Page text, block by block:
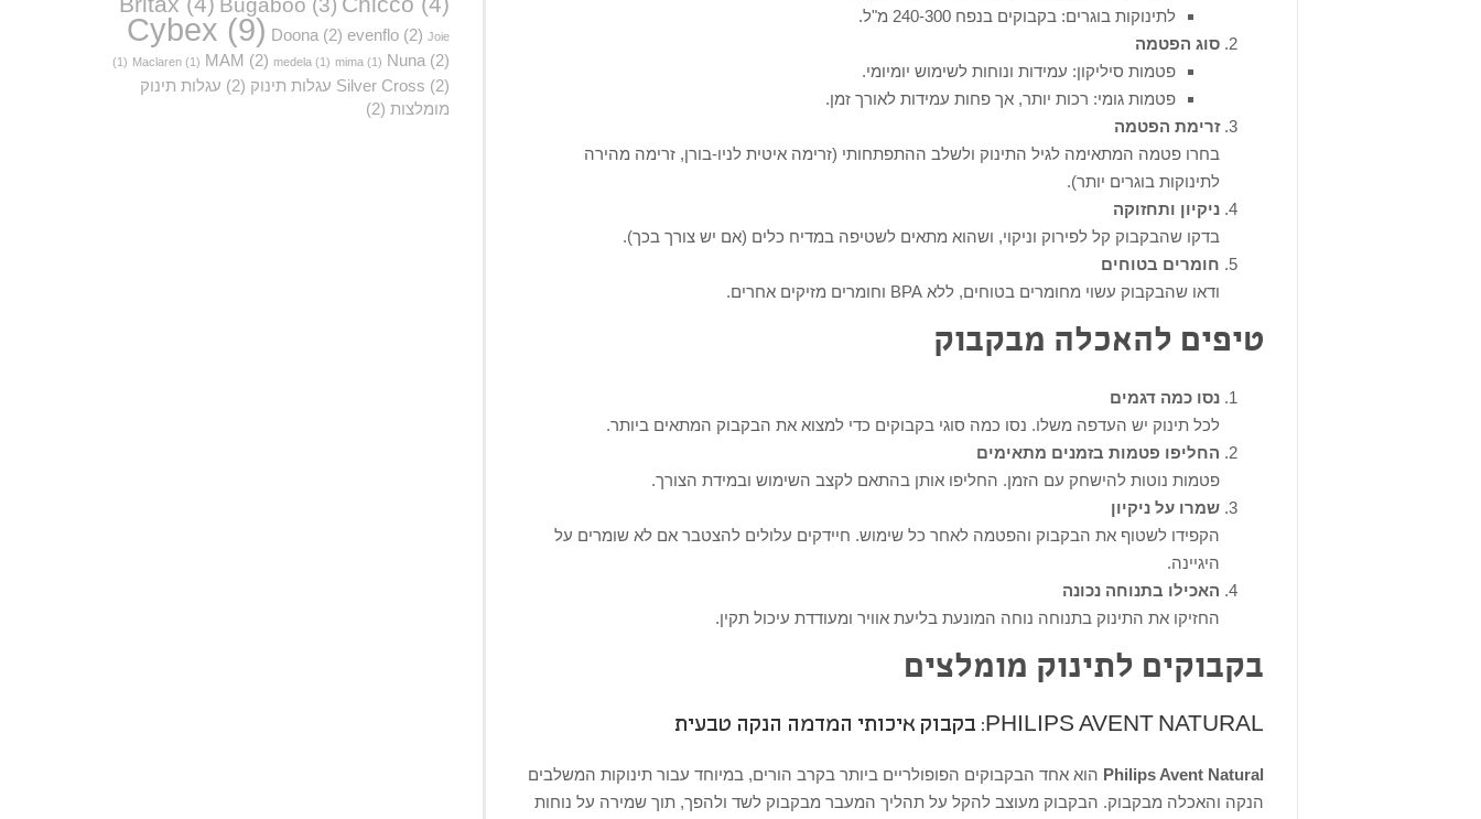
לתינוקות בוגרים: בקבוקים בנפח 240-300 מ"ל.
סוג הפטמה
פטמות סיליקון: עמידות ונוחות לשימוש יומיומי.
פטמות גומי: רכות יותר, אך פחות עמידות לאורך זמן.
זרימת הפטמה
בחרו פטמה המתאימה לגיל התינוק ולשלב ההתפתחותי (זרימה איטית לניו-בורן, זרימה מהירה
לתינוקות בוגרים יותר).
ניקיון ותחזוקה
בדקו שהבקבוק קל לפירוק וניקוי, ושהוא מתאים לשטיפה במדיח כלים (אם יש צורך בכך).
חומרים בטוחים
ודאו שהבקבוק עשוי מחומרים בטוחים, ללא BPA וחומרים מזיקים אחרים.
טיפים להאכלה מבקבוק
נסו כמה דגמים
לכל תינוק יש העדפה משלו. נסו כמה סוגי בקבוקים כדי למצוא את הבקבוק המתאים ביותר.
החליפו פטמות בזמנים מתאימים
פטמות נוטות להישחק עם הזמן. החליפו אותן בהתאם לקצב השימוש ובמידת הצורך.
שמרו על ניקיון
הקפידו לשטוף את הבקבוק והפטמה לאחר כל שימוש. חיידקים עלולים להצטבר אם לא שומרים על
היגיינה.
האכילו בתנוחה נכונה
החזיקו את התינוק בתנוחה נוחה המונעת בליעת אוויר ומעודדת עיכול תקין.
בקבוקים לתינוק מומלצים
PHILIPS AVENT NATURAL: בקבוק איכותי המדמה הנקה טבעית
Philips Avent Natural הוא אחד הבקבוקים הפופולריים ביותר בקרב הורים, במיוחד עבור תינוקות המשלבים
הנקה והאכלה מבקבוק. הבקבוק מעוצב להקל על תהליך המעבר מבקבוק לשד ולהפך, תוך שמירה על נוחות
Bugaboo (3)
Cybex (9) Doona (2) evenflo (2) Joie
(1) Maclaren (1) MAM (2) medela (1) mima (1) Nuna (2)
Silver Cross (2) עגלות תינוק (2)
עגלות תינוק
מומלצות (2)